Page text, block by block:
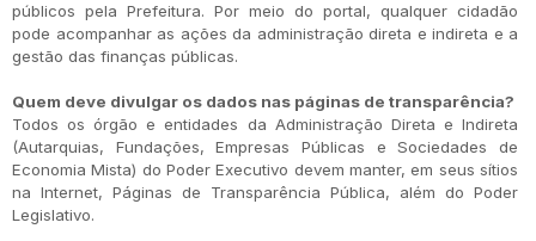
públicos pela Prefeitura. Por meio do portal, qualquer cidadão
pode acompanhar as ações da administração direta e indireta e a
gestão das finanças públicas.
Quem deve divulgar os dados nas páginas de transparência?
Todos os órgão e entidades da Administração Direta e Indireta
(Autarquias, Fundações, Empresas Públicas e Sociedades de
Economia Mista) do Poder Executivo devem manter, em seus sítios
na Internet, Páginas de Transparência Pública, além do Poder
Legislativo.